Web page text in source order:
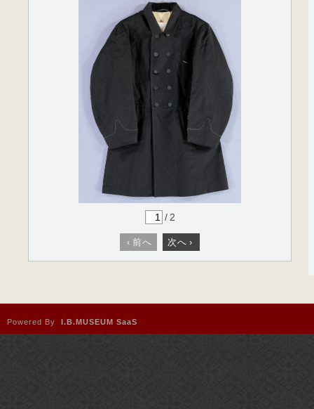
/ 2
‹ 前へ 次へ ›
Powered By I.B.MUSEUM SaaS